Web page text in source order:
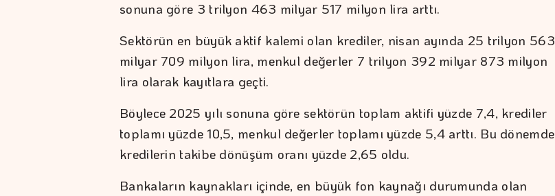
sonuna göre 3 trilyon 463 milyar 517 milyon lira arttı.
Sektörün en büyük aktif kalemi olan krediler, nisan ayında 25 trilyon 563
milyar 709 milyon lira, menkul değerler 7 trilyon 392 milyar 873 milyon
lira olarak kayıtlara geçti.
Böylece 2025 yılı sonuna göre sektörün toplam aktifi yüzde 7,4, krediler
toplamı yüzde 10,5, menkul değerler toplamı yüzde 5,4 arttı. Bu dönemde
kredilerin takibe dönüşüm oranı yüzde 2,65 oldu.
Bankaların kaynakları içinde, en büyük fon kaynağı durumunda olan